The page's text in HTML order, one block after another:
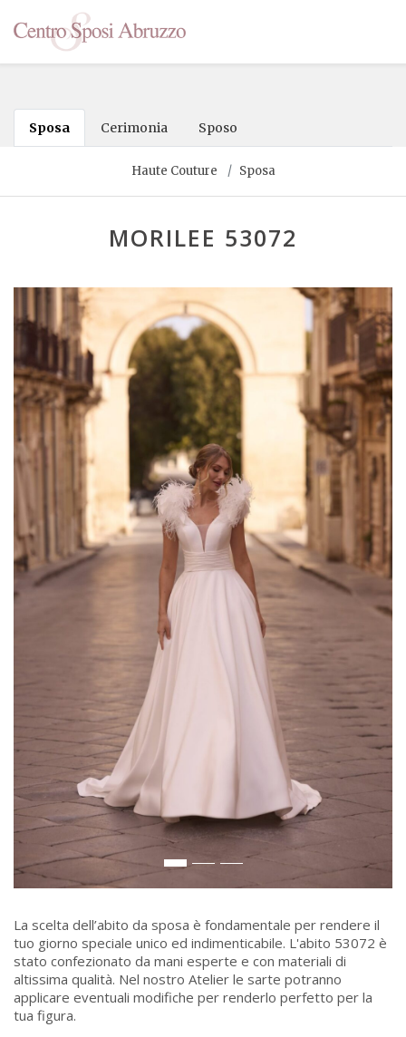
Sposa Cerimonia Sposo
Haute Couture Sposa
MORILEE 53072
La scelta dell’abito da sposa è fondamentale per rendere il
tuo giorno speciale unico ed indimenticabile. L'abito 53072 è
stato confezionato da mani esperte e con materiali di
altissima qualità. Nel nostro Atelier le sarte potranno
applicare eventuali modifiche per renderlo perfetto per la
tua figura.